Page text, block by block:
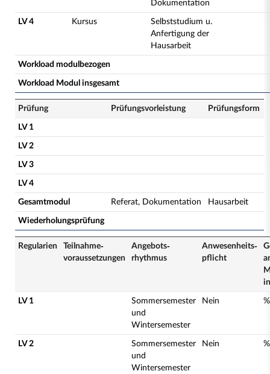
Dokumentation
LV 4 Kursus
Selbststudium u.
Anfertigung der
Hausarbeit
Workload modulbezogen
Workload Modul insgesamt
Prüfung Prüfungsvorleistung Prüfungsform
LV 1
LV 2
LV 3
LV 4
Gesamtmodul Referat, Dokumentation Hausarbeit
Wiederholungsprüfung
Regularien
Teilnahme­
voraussetzungen
Angebots­
rhythmus
Anwesenheits­
pflicht
LV 1
Sommersemester
und
Wintersemester
Nein %
LV 2
Sommersemester
und
Wintersemester
Nein %